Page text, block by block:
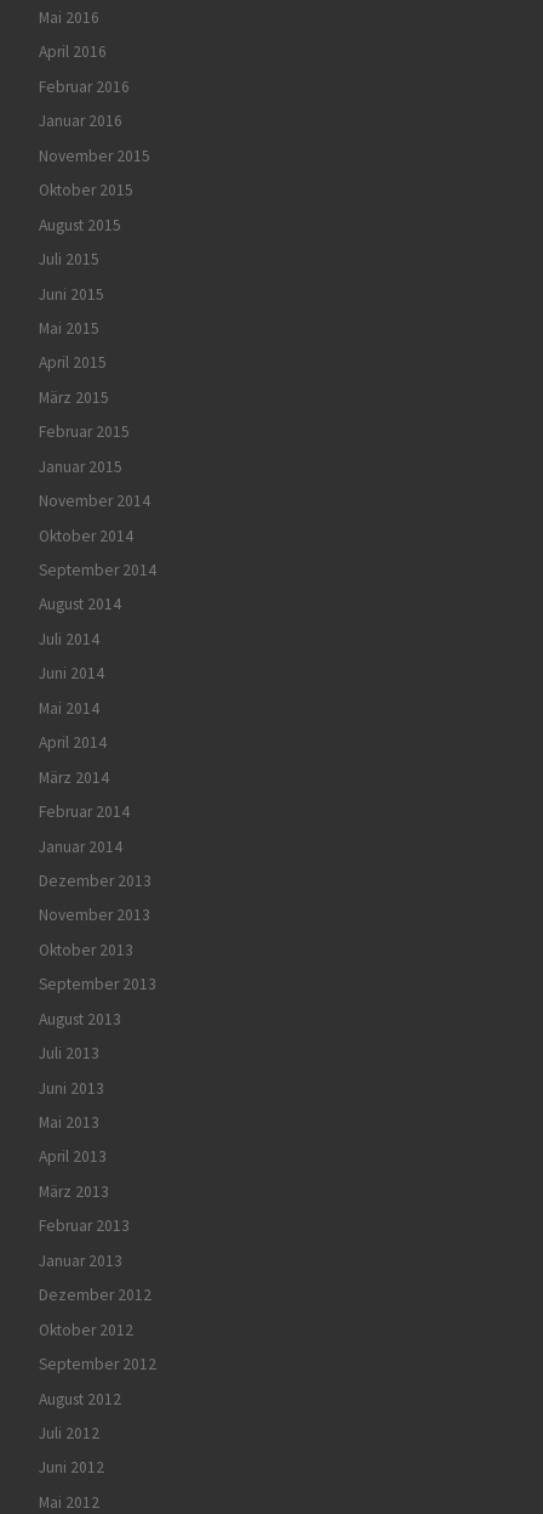
Mai 2016
April 2016
Februar 2016
Januar 2016
November 2015
Oktober 2015
August 2015
Juli 2015
Juni 2015
Mai 2015
April 2015
März 2015
Februar 2015
Januar 2015
November 2014
Oktober 2014
September 2014
August 2014
Juli 2014
Juni 2014
Mai 2014
April 2014
März 2014
Februar 2014
Januar 2014
Dezember 2013
November 2013
Oktober 2013
September 2013
August 2013
Juli 2013
Juni 2013
Mai 2013
April 2013
März 2013
Februar 2013
Januar 2013
Dezember 2012
Oktober 2012
September 2012
August 2012
Juli 2012
Juni 2012
Mai 2012